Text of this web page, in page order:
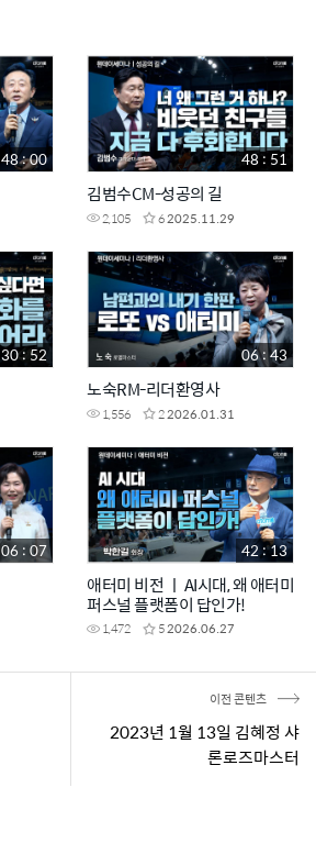
48 : 00
김범수CM-성공의 길
2,105 62025.11.29
48 : 51
30 : 52
노숙RM-리더환영사
1,556 22026.01.31
06 : 43
06 : 07
애터미 비전 ㅣ AI시대, 왜 애터미
퍼스널 플랫폼이 답인가!
1,472 52026.06.27
42 : 13
이전 콘텐츠
2023년 1월 13일 김혜정 샤
론로즈마스터